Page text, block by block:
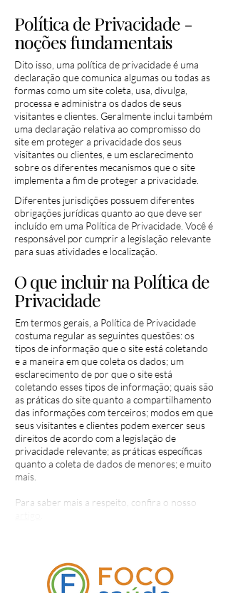
Política de Privacidade -
noções fundamentais
Dito isso, uma política de privacidade é uma
declaração que comunica algumas ou todas as
formas como um site coleta, usa, divulga,
processa e administra os dados de seus
visitantes e clientes. Geralmente inclui também
uma declaração relativa ao compromisso do
site em proteger a privacidade dos seus
visitantes ou clientes, e um esclarecimento
sobre os diferentes mecanismos que o site
implementa a fim de proteger a privacidade.
Diferentes jurisdições possuem diferentes
obrigações jurídicas quanto ao que deve ser
incluído em uma Política de Privacidade. Você é
responsável por cumprir a legislação relevante
para suas atividades e localização.
O que incluir na Política de
Privacidade
Em termos gerais, a Política de Privacidade
costuma regular as seguintes questões: os
tipos de informação que o site está coletando
e a maneira em que coleta os dados; um
esclarecimento de por que o site está
coletando esses tipos de informação; quais são
as práticas do site quanto a compartilhamento
das informações com terceiros; modos em que
seus visitantes e clientes podem exercer seus
direitos de acordo com a legislação de
privacidade relevante; as práticas específicas
quanto a coleta de dados de menores; e muito
mais.
Para saber mais a respeito, confira o nosso